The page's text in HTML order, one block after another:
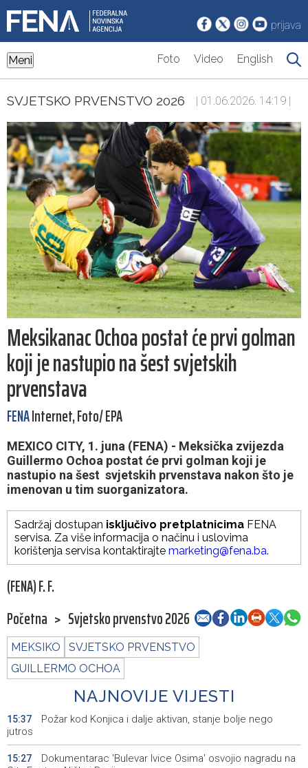
prijava
Meni Foto Video English
SVJETSKO PRVENSTVO 2026 | 01.06.2026. 14:19 |
Meksikanac Ochoa postat će prvi golman
koji je nastupio na šest svjetskih
prvenstava
FENAInternet, Foto/ EPA
MEXICO CITY, 1. juna (FENA) - Meksička zvijezda
Guillermo Ochoa postat će prvi golman koji je
nastupio na šest svjetskih prvenstava nakon što je
imenovan u tim suorganizatora.
Sadržaj dostupan isključivo pretplatnicima FENA
servisa. Za više informacija o načinu i uslovima
korištenja servisa kontaktirajte marketing@fena.ba.
(FENA) F. F.
Početna > Svjetsko prvenstvo 2026
MEKSIKO
SVJETSKO PRVENSTVO
GUILLERMO OCHOA
NAJNOVIJE VIJESTI
15:37
Požar kod Konjica i dalje aktivan, stanje bolje nego
jutros
15:27
Dokumentarac 'Bulevar Ivice Osima' osvojio nagradu na